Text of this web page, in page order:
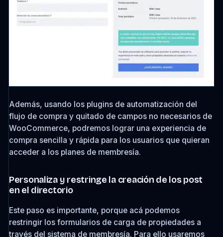
Además, usando los plugins de automatización del
flujo de compra y quitado de campos no necesarios de
WooCommerce, podremos lograr una experiencia de
compra sencilla y rápida para los usuarios que quieran
acceder a los planes de membresía.
Personaliza y restringe la creación de los post
en el directorio
Este paso es importante, porque acá podemos
restringir los formularios de carga de propiedades a
través del sistema de membresía. Para ello usaremos